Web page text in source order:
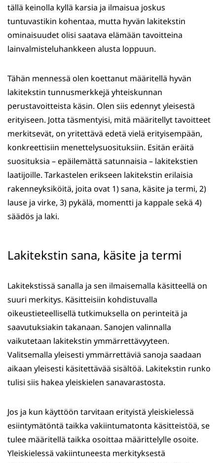
tällä keinolla kyllä karsia ja ilmaisua joskus
tuntuvastikin kohentaa, mutta hyvän lakitekstin
ominaisuudet olisi saatava elämään tavoitteina
lainvalmisteluhankkeen alusta loppuun.
Tähän mennessä olen koettanut määritellä hyvän
lakitekstin tunnusmerkkejä yhteiskunnan
perustavoitteista käsin. Olen siis edennyt yleisestä
erityiseen. Jotta täsmentyisi, mitä määritellyt tavoitteet
merkitsevät, on yritettävä edetä vielä erityisempään,
konkreettisiin menettelysuosituksiin. Esitän eräitä
suosituksia – epäilemättä satunnaisia – lakitekstien
laatijoille. Tarkastelen erikseen lakitekstin erilaisia
rakenneyksiköitä, joita ovat 1) sana, käsite ja termi, 2)
lause ja virke, 3) pykälä, momentti ja kappale sekä 4)
säädös ja laki.
Lakitekstin sana, käsite ja termi
Lakitekstissä sanalla ja sen ilmaisemalla käsitteellä on
suuri merkitys. Käsitteisiin kohdistuvalla
oikeustieteellisellä tutkimuksella on perinteitä ja
saavutuksiakin takanaan. Sanojen valinnalla
vaikutetaan lakitekstin ymmärrettävyyteen.
Valitsemalla yleisesti ymmärrettäviä sanoja saadaan
aikaan yleisesti käsitettävää sisältöä. Lakitekstin runko
tulisi siis hakea yleiskielen sanavarastosta.
Jos ja kun käyttöön tarvitaan erityistä yleiskielessä
esiintymätöntä taikka vakiintumatonta käsitteistöä, se
tulee määritellä taikka osoittaa määrittelylle osoite.
Yleiskielessä vakiintuneesta merkityksestä